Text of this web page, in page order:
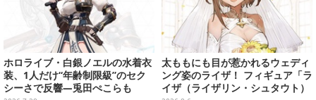
ホロライブ・白銀ノエルの水着衣
装、1人だけ“年齢制限級”のセク
シーさで反響―兎田ぺこらも
太ももにも目が惹かれるウェディ
ング姿のライザ！ フィギュア「ラ
イザ（ライザリン・シュタウト）